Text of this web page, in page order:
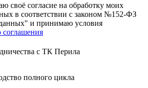
своё согласие на обработку моих
в соответствии с законом №152-ФЗ
и принимаю условия
соглашения
с ТК Перила
полного цикла